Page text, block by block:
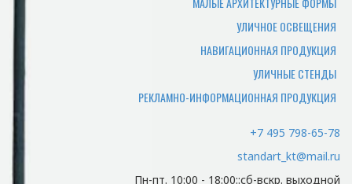
Какие документы нужны
чтобы забрать заказ
УЛИЧНОЕ ОСВЕЩЕНИЯ
НАВИГАЦИОННАЯ ПРОДУКЦИЯ
УЛИЧНЫЕ СТЕНДЫ
РЕКЛАМНО-ИНФОРМАЦИОННАЯ ПРОДУКЦИЯ
+7 495 798-65-78
standart_kt@mail.ru
Пн-пт. 10:00 - 18:00::сб-вскр. выходной